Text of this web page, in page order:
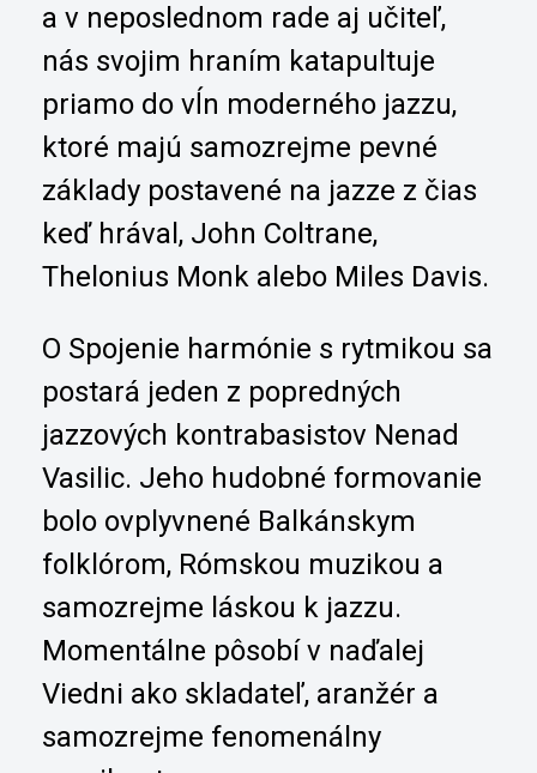
a v neposlednom rade aj učiteľ,
nás svojim hraním katapultuje
priamo do vĺn moderného jazzu,
ktoré majú samozrejme pevné
základy postavené na jazze z čias
keď hrával, John Coltrane,
Thelonius Monk alebo Miles Davis.
O Spojenie harmónie s rytmikou sa
postará jeden z popredných
jazzových kontrabasistov Nenad
Vasilic. Jeho hudobné formovanie
bolo ovplyvnené Balkánskym
folklórom, Rómskou muzikou a
samozrejme láskou k jazzu.
Momentálne pôsobí v naďalej
Viedni ako skladateľ, aranžér a
samozrejme fenomenálny